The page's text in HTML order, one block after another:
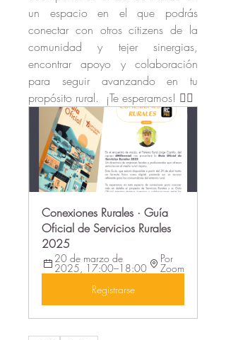
un espacio en el que podrás
conectar con otros citizens de la
comunidad y tejer sinergias,
encontrar apoyo y colaboración
para seguir avanzando en tu
propósito rural.  ¡Te esperamos! 👇🏻
Conexiones Rurales · Guía
Oficial de Servicios Rurales
2025
20 de marzo de
2025, 17:00–18:00
Por
Zoom
Registrarse